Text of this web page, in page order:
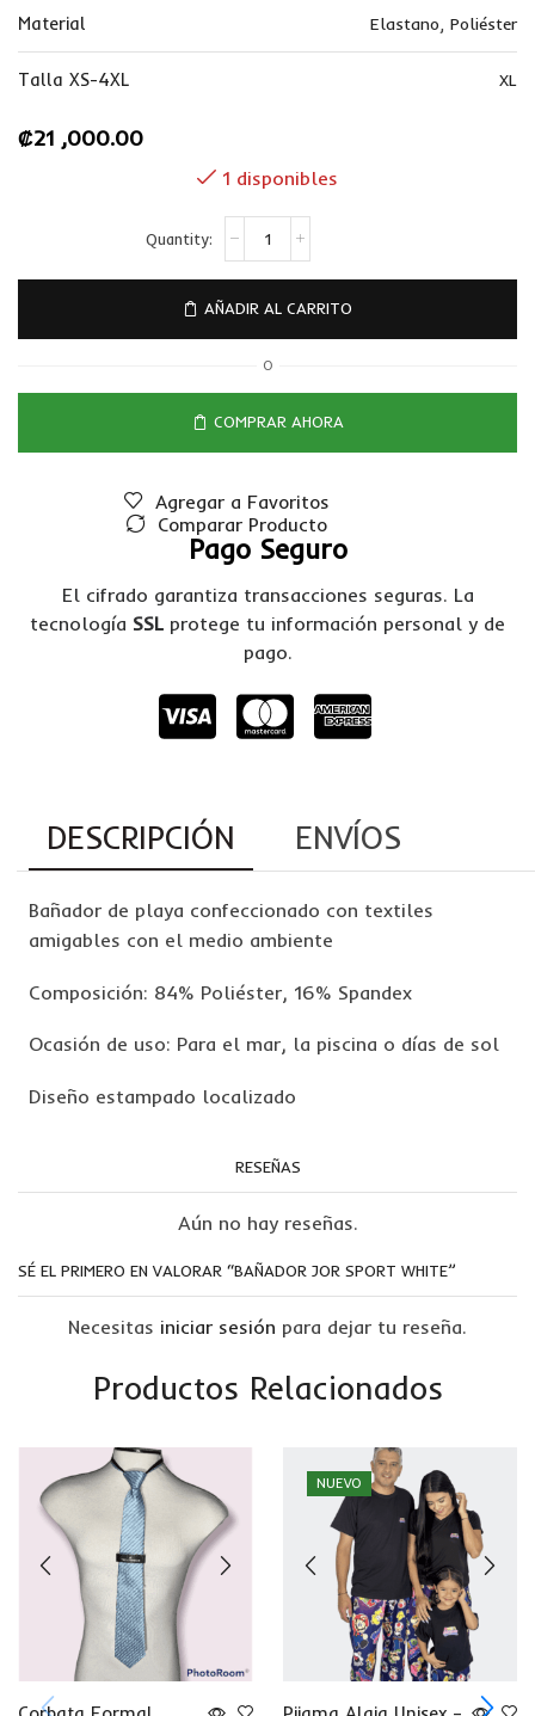
Material Elastano, Poliéster
Talla XS-4XL XL
₡21 ,000.00
1 disponibles
AÑADIR AL CARRITO
O
COMPRAR AHORA
Agregar a Favoritos
Comparar Producto
Pago Seguro
El cifrado garantiza transacciones seguras. La
tecnología SSL protege tu información personal y de
pago.
DESCRIPCIÓN ENVÍOS
Bañador de playa confeccionado con textiles
amigables con el medio ambiente
Composición: 84% Poliéster, 16% Spandex
Ocasión de uso: Para el mar, la piscina o días de sol
Diseño estampado localizado
RESEÑAS
Aún no hay reseñas.
SÉ EL PRIMERO EN VALORAR “BAÑADOR JOR SPORT WHITE”
Necesitas iniciar sesión para dejar tu reseña.
Productos Relacionados
NUEVO